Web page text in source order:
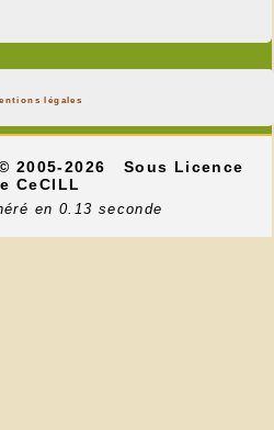
légales
2005-2026
Sous Licence
CeCILL
en 0.13 seconde